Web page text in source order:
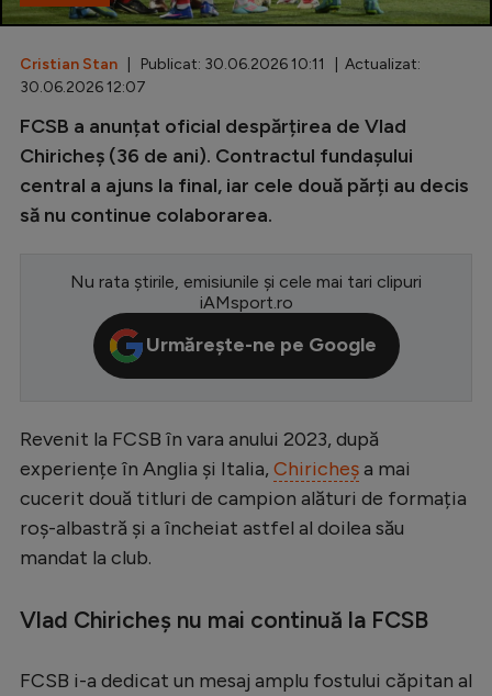
Inedit
Clasamente
Champions League
Europa League
CM 2026
Premier League
Serie A
Bundesliga
Ligue 1
Campionate
EURO 2024
Stranieri
Cristian Stan | Publicat: 30.06.2026 10:11 | Actualizat:
30.06.2026 12:07
FCSB a anunțat oficial despărțirea de Vlad
Chiricheș (36 de ani). Contractul fundașului
central a ajuns la final, iar cele două părți au decis
să nu continue colaborarea.
Nu rata știrile, emisiunile și cele mai tari clipuri
iAMsport.ro
Urmărește-ne pe Google
Revenit la FCSB în vara anului 2023, după
experiențe în Anglia și Italia, Chiricheșa mai
cucerit două titluri de campion alături de formația
roș-albastră și a încheiat astfel al doilea său
mandat la club.
Vlad Chiricheș nu mai continuă la FCSB
FCSB i-a dedicat un mesaj amplu fostului căpitan al